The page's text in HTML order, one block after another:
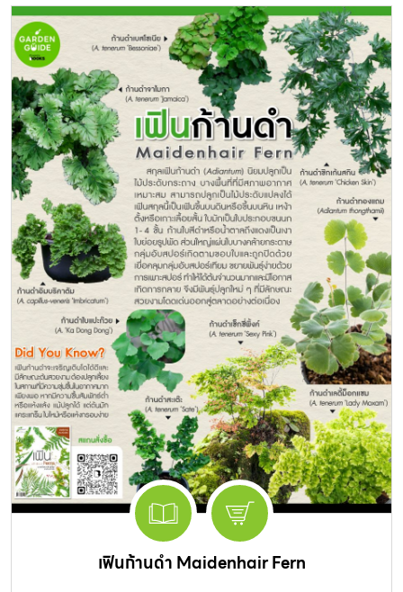
เฟินก้านดำ Maidenhair Fern